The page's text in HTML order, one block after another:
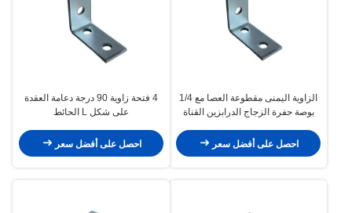
الزاوية اليمنى مقطوعة العصا مع 1/4
بوصة حفرة الزجاج الدرابزين القناة
احصل على أفضل سعر
4 فتحة زاوية 90 درجة دعامة العقدة
على شكل L الحائط
احصل على أفضل سعر